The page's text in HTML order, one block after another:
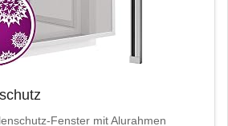
Fenster mit Alurahmen